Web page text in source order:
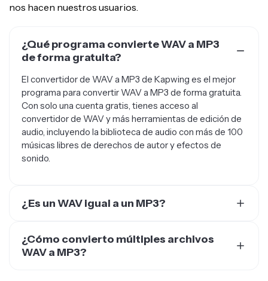
nos hacen nuestros usuarios.
¿Qué programa convierte WAV a MP3
de forma gratuita?
El convertidor de WAV a MP3 de Kapwing es el mejor
programa para convertir WAV a MP3 de forma gratuita.
Con solo una cuenta gratis, tienes acceso al
convertidor de WAV y más herramientas de edición de
audio, incluyendo la biblioteca de audio con más de 100
músicas libres de derechos de autor y efectos de
sonido.
¿Es un WAV igual a un MP3?
comprimir con un tamaño de archivo más grande,
mientras que los archivos MP3 están comprimidos y
¿Cómo convierto múltiples archivos
WAV a MP3?